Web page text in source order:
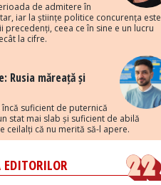
de admitere în
iar la științe politice concurența este
precedenți, ceea ce în sine e un lucru
la cifre.
Rusia măreață și
suficient de puternică
stat mai slab și suficient de abilă
ceilalți că nu merită să-l apere.
EDITORILOR